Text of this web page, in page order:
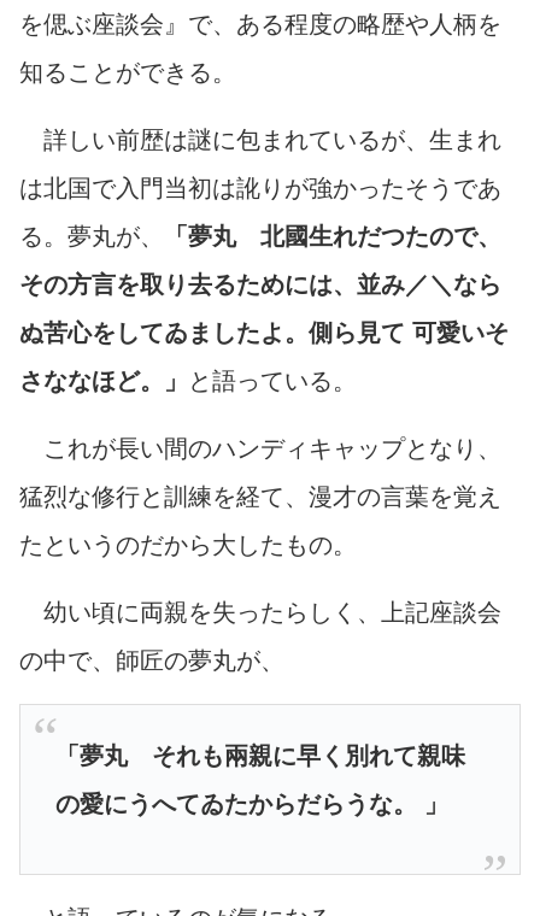
を偲ぶ座談会』で、ある程度の略歴や人柄を
知ることができる。
詳しい前歴は謎に包まれているが、生まれ
は北国で入門当初は訛りが強かったそうであ
る。夢丸が、
「夢丸 北國生れだつたので、
その方言を取り去るためには、並み／＼なら
ぬ苦心をしてゐましたよ。側ら見て 可愛いそ
さななほど。」
と語っている。
これが長い間のハンディキャップとなり、
猛烈な修行と訓練を経て、漫才の言葉を覚え
たというのだから大したもの。
幼い頃に両親を失ったらしく、上記座談会
の中で、師匠の夢丸が、
「夢丸 それも兩親に早く別れて親味
の愛にうへてゐたからだらうな。 」